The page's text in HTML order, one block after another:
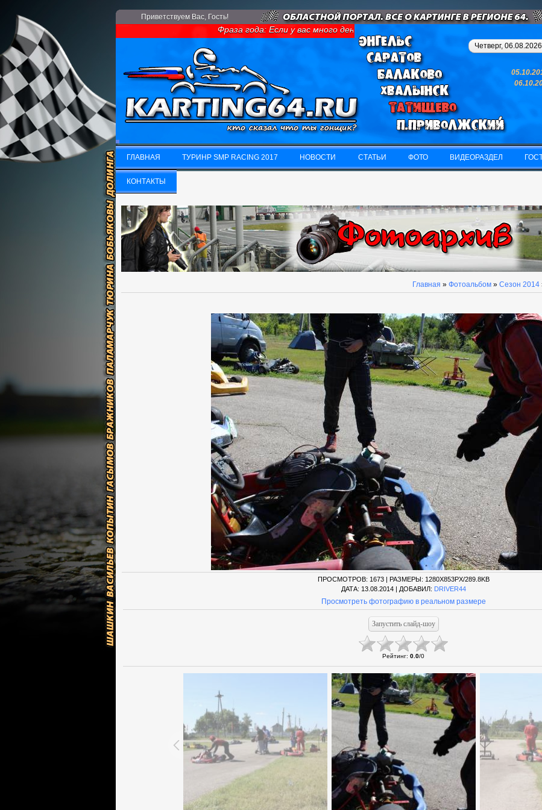
Приветствуем Вас, Гость!
Фраза года: Если у вас много денег и свободного времени - займитесь
Четверг,
ГЛАВНАЯ
ГЛАВНАЯ
ТУРИНР SMP RACING 2017 НОВОСТИ СТАТЬИ ФОТО ВИДЕОРАЗДЕЛ
КОНТАКТЫ
КОНТАКТЫ
Главная » Фотоальбом » Сезон 2014
ПРОСМОТРОВ: 1673 | РАЗМЕРЫ: 1280X853PX/289.8KB
ДАТА: 13.08.2014 | ДОБАВИЛ: DRIVER44
Просмотреть фотографию в реальном размере
Рейтинг: 0.0/0